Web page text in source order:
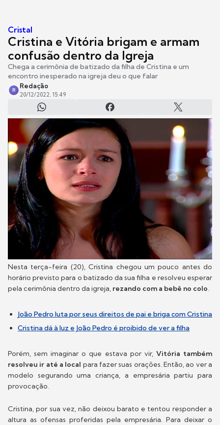
Cristal
Cristina e Vitória brigam e armam
confusão dentro da Igreja
Chega a cerimônia de batizado da filha de Cristina e um
encontro inesperado na igreja deu o que falar
R
Redação
20/12/2022, 15:49
Nesta terça-feira (20), Cristina chegou um pouco antes do
horário previsto para o batizado da sua filha e resolveu esperar
pela cerimônia dentro da igreja, rezando com a bebê no colo.
João Pedro luta por seus direitos de pai e briga com Cristina
Cristina dá à luz e João Pedro é proibido de ver a filha
Porém, sem imaginar o que estava por vir, Vitória também
resolveu ir até a local para fazer suas orações. Então, ao ver a
modelo segurando uma criança, a empresária partiu para
provocação.
Cristina, por sua vez, não deixou barato e tentou responder a
altura as ofensas proferidas pela empresária. Para deixar o